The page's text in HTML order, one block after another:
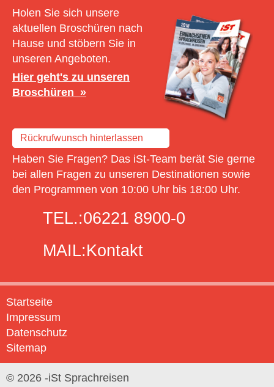
Holen Sie sich unsere
aktuellen Broschüren nach
Hause und stöbern Sie in
unseren Angeboten.
Hier geht's zu unseren
Broschüren
Rückrufwunsch hinterlassen
Haben Sie Fragen? Das iSt-Team berät Sie gerne
bei allen Fragen zu unseren Destinationen sowie
den Programmen von 10:00 Uhr bis 18:00 Uhr.
TEL.:06221 8900-0
MAIL:Kontakt
Startseite
Impressum
Datenschutz
Sitemap
© 2026 -iSt Sprachreisen